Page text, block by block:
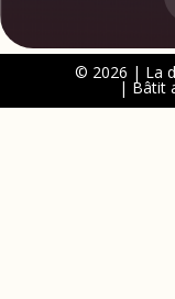
© 2026 | La
| Bâtit